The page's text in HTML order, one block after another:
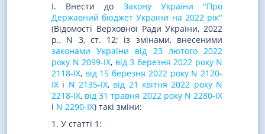
I. Внести до Закону України "Про
Державний бюджет України на 2022 рік"
(Відомості Верховної Ради України, 2022
р., N 3, ст. 12; із змінами, внесеними
законами України від 23 лютого 2022
року N 2099-IX, від 3 березня 2022 року N
2118-IX, від 15 березня 2022 року N 2120-
IX і N 2135-IX, від 21 квітня 2022 року N
2218-IX, від 31 травня 2022 року N 2280-IX
і N 2290-IX) такі зміни:
1. У статті 1: